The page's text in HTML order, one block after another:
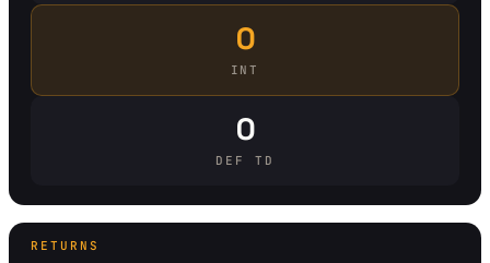
0
INT
0
DEF TD
RETURNS